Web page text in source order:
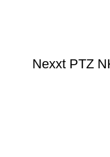
Nexxt PTZ